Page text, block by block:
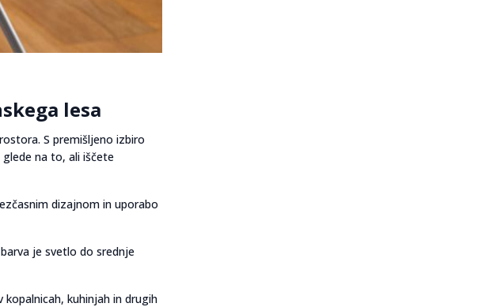
lesa
S premišljeno izbiro
na to, ali iščete
dizajnom in uporabo
je svetlo do srednje
kuhinjah in drugih